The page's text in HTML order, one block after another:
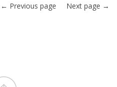
← Previous page Next page →